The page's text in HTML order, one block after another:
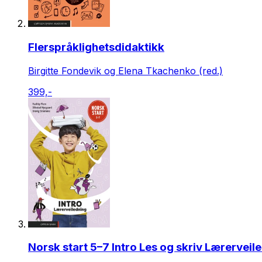
Flerspråklighetsdidaktikk
Birgitte Fondevik og Elena Tkachenko (red.)
399,-
Norsk start 5–7 Intro Les og skriv